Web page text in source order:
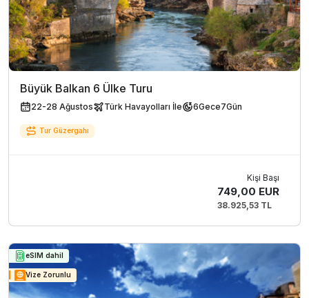
Büyük Balkan 6 Ülke Turu
22-28 Ağustos Türk Havayolları İle 6Gece7Gün
Tur Güzergahı
Kişi Başı
749,00 EUR
38.925,53 TL
eSIM dahil
Vize Zorunlu